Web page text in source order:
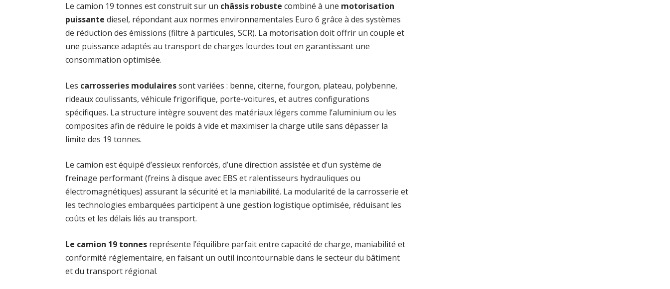
Le camion 19 tonnes est construit sur un châssis robuste combiné à une motorisation
puissante diesel, répondant aux normes environnementales Euro 6 grâce à des systèmes
de réduction des émissions (filtre à particules, SCR). La motorisation doit offrir un couple et
une puissance adaptés au transport de charges lourdes tout en garantissant une
consommation optimisée.
Les carrosseries modulairessont variées : benne, citerne, fourgon, plateau, polybenne,
rideaux coulissants, véhicule frigorifique, porte-voitures, et autres configurations
spécifiques. La structure intègre souvent des matériaux légers comme l’aluminium ou les
composites afin de réduire le poids à vide et maximiser la charge utile sans dépasser la
limite des 19 tonnes.
Le camion est équipé d’essieux renforcés, d’une direction assistée et d’un système de
freinage performant (freins à disque avec EBS et ralentisseurs hydrauliques ou
électromagnétiques) assurant la sécurité et la maniabilité. La modularité de la carrosserie et
les technologies embarquées participent à une gestion logistique optimisée, réduisant les
coûts et les délais liés au transport.
Le camion 19 tonnes représente l’équilibre parfait entre capacité de charge, maniabilité et
conformité réglementaire, en faisant un outil incontournable dans le secteur du bâtiment
et du transport régional.